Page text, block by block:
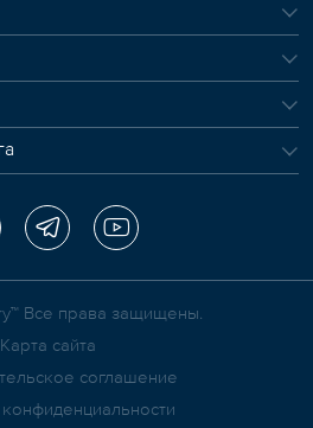
Все права защищены.
Карта сайта
соглашение